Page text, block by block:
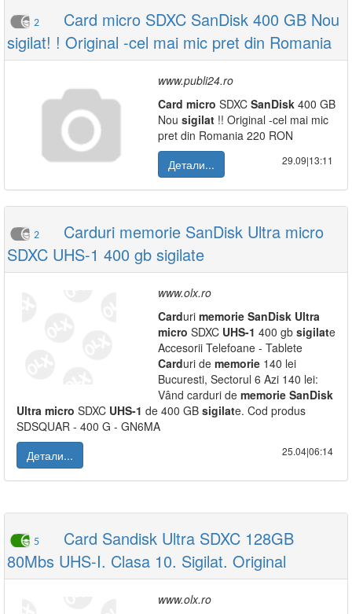
2
Card micro SDXC SanDisk 400 GB Nou
sigilat! ! Original -cel mai mic pret din Romania
www.publi24.ro
Card micro SDXC SanDisk 400 GB
Nou sigilat !! Original -cel mai mic
pret din Romania 220 RON
Детали...
29.09|13:11
2
Carduri memorie SanDisk Ultra micro
SDXC UHS-1 400 gb sigilate
www.olx.ro
Carduri memorie SanDisk Ultra
micro SDXC UHS-1 400 gb sigilate
Accesorii Telefoane - Tablete
Carduri de memorie 140 lei
Bucuresti, Sectorul 6 Azi 140 lei:
Vând carduri de memorie SanDisk
Ultra micro SDXC UHS-1 de 400 GB sigilate. Cod produs
SDSQUAR - 400 G - GN6MA
Детали...
25.04|06:14
5
Card Sandisk Ultra SDXC 128GB
80Mbs UHS-I. Clasa 10. Sigilat. Original
www.olx.ro